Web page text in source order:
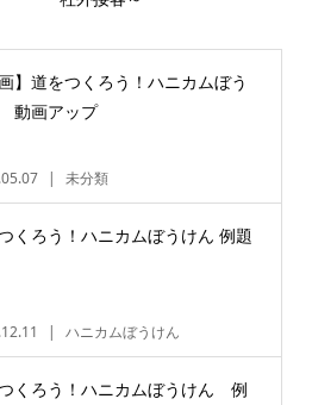
画】道をつくろう！ハニカムぼう
動画アップ
未分類
くろう！ハニカムぼうけん 例題
ハニカムぼうけん
くろう！ハニカムぼうけん 例